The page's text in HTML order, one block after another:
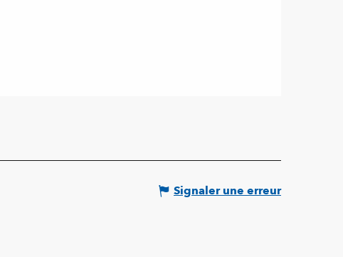
Signaler une erreur